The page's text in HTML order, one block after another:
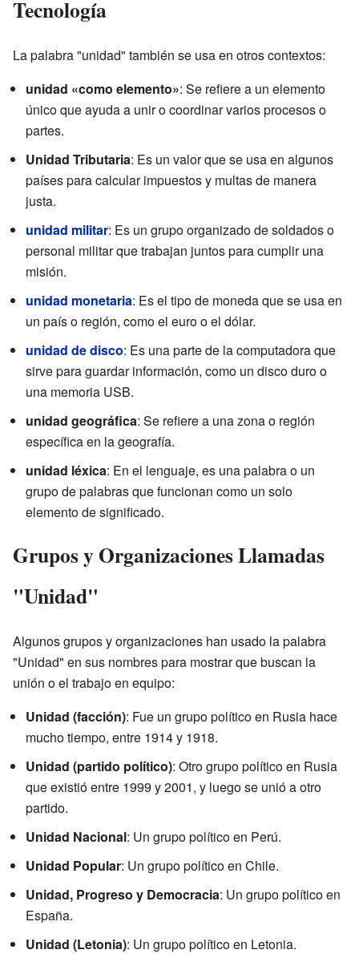
Tecnología
La palabra "unidad" también se usa en otros contextos:
unidad «como elemento»: Se refiere a un elemento
único que ayuda a unir o coordinar varios procesos o
partes.
Unidad Tributaria: Es un valor que se usa en algunos
países para calcular impuestos y multas de manera
justa.
unidad militar: Es un grupo organizado de soldados o
personal militar que trabajan juntos para cumplir una
misión.
unidad monetaria: Es el tipo de moneda que se usa en
un país o región, como el euro o el dólar.
unidad de disco: Es una parte de la computadora que
sirve para guardar información, como un disco duro o
una memoria USB.
unidad geográfica: Se refiere a una zona o región
específica en la geografía.
unidad léxica: En el lenguaje, es una palabra o un
grupo de palabras que funcionan como un solo
elemento de significado.
Grupos y Organizaciones Llamadas
"Unidad"
Algunos grupos y organizaciones han usado la palabra
"Unidad" en sus nombres para mostrar que buscan la
unión o el trabajo en equipo:
Unidad (facción): Fue un grupo político en Rusia hace
mucho tiempo, entre 1914 y 1918.
Unidad (partido político): Otro grupo político en Rusia
que existió entre 1999 y 2001, y luego se unió a otro
partido.
Unidad Nacional: Un grupo político en Perú.
Unidad Popular: Un grupo político en Chile.
Unidad, Progreso y Democracia: Un grupo político en
España.
Unidad (Letonia): Un grupo político en Letonia.